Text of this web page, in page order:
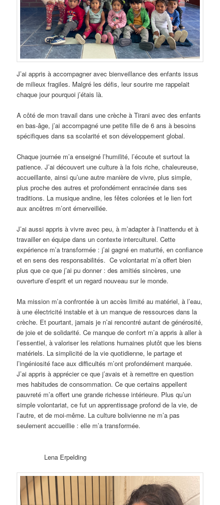
J’ai appris à accompagner avec bienveillance des enfants issus
de milieux fragiles. Malgré les défis, leur sourire me rappelait
chaque jour pourquoi j’étais là.
A côté de mon travail dans une crèche à Tirani avec des enfants
en bas-âge, j’ai accompagné une petite fille de 6 ans à besoins
spécifiques dans sa scolarité et son développement global.
Chaque journée m’a enseigné l’humilité, l’écoute et surtout la
patience. J’ai découvert une culture à la fois riche, chaleureuse,
accueillante, ainsi qu’une autre manière de vivre, plus simple,
plus proche des autres et profondément enracinée dans ses
traditions. La musique andine, les fêtes colorées et le lien fort
aux ancêtres m’ont émerveillée.
J’ai aussi appris à vivre avec peu, à m’adapter à l’inattendu et à
travailler en équipe dans un contexte interculturel. Cette
expérience m’a transformée : j’ai gagné en maturité, en confiance
et en sens des responsabilités. Ce volontariat m’a offert bien
plus que ce que j’ai pu donner : des amitiés sincères, une
ouverture d’esprit et un regard nouveau sur le monde.
Ma mission m’a confrontée à un accès limité au matériel, à l’eau,
à une électricité instable et à un manque de ressources dans la
crèche. Et pourtant, jamais je n’ai rencontré autant de générosité,
de joie et de solidarité. Ce manque de confort m’a appris à aller à
l’essentiel, à valoriser les relations humaines plutôt que les biens
matériels. La simplicité de la vie quotidienne, le partage et
l’ingéniosité face aux difficultés m’ont profondément marquée.
J’ai appris à apprécier ce que j’avais et à remettre en question
mes habitudes de consommation. Ce que certains appellent
pauvreté m’a offert une grande richesse intérieure. Plus qu’un
simple volontariat, ce fut un apprentissage profond de la vie, de
l’autre, et de moi-même. La culture bolivienne ne m’a pas
seulement accueillie : elle m’a transformée.
Lena Erpelding